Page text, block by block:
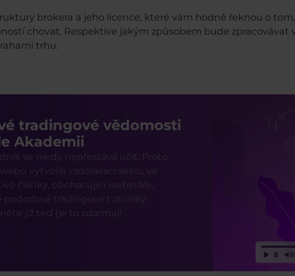
brokera a jeho licence, které vám hodně řeknou o
chovat. Respektive jakým způsobem bude zpracovávat
trhu.
tradingové vědomosti
Akademii
se nikdy nepřestává učit. Proto
vytvořili vzdělávací sekci, ve
články, obohacující webináře,
podrobné tradingové tutoriály.
již teď (je to zdarma)!